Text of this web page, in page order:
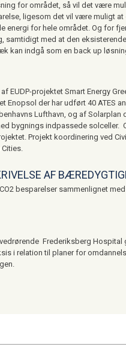
for området, så vil det være
ligesom det vil være muligt
energi for hele området. Og for
samtidigt med at den
kan indgå som en back up
EUDP-projektet Smart Energy
Enopsol der har udført 40 ATES
Lufthavn, og af Solarplan
bygnings indpassede solceller.
Projekt koordinering ved
Cities.
AF
besparelser sammenlignet
Frederiksberg Hospital
i relation til planer for